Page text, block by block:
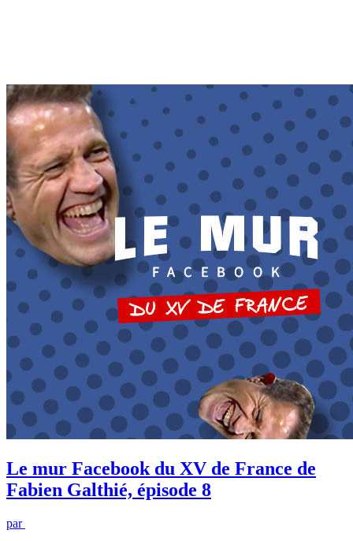
Le mur Facebook du XV de France de
Fabien Galthié, épisode 8
par